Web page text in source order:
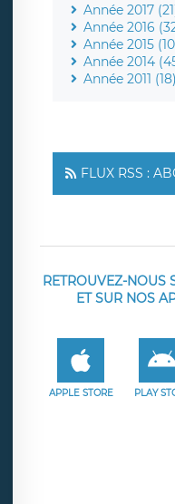
Année 2017
Année 2016
Année 2015
Année 2014
Année 2011 (18)
FLUX RSS :
RETROUVEZ-NOUS
ET SUR NOS
APPLE STORE PLAY